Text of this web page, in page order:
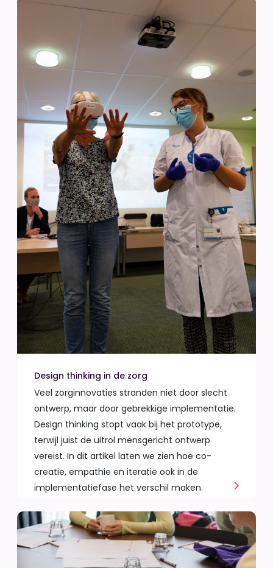
Design thinking in de zorg
Veel zorginnovaties stranden niet door slecht
ontwerp, maar door gebrekkige implementatie.
Design thinking stopt vaak bij het prototype,
terwijl juist de uitrol mensgericht ontwerp
vereist. In dit artikel laten we zien hoe co-
creatie, empathie en iteratie ook in de
implementatiefase het verschil maken.